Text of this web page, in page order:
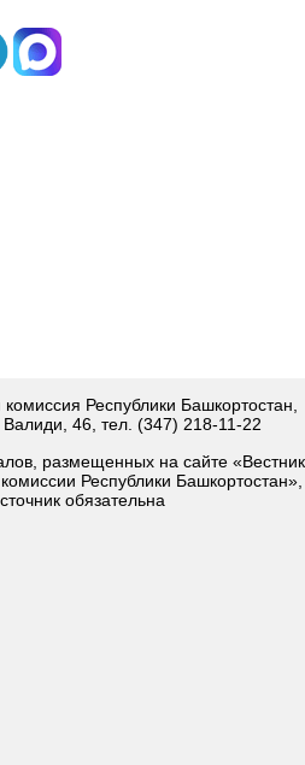
Республики Башкортостан,
46, тел. (347) 218-11-22
размещенных на сайте «Вестник
Республики Башкортостан»,
обязательна